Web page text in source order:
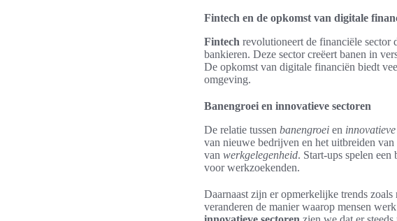
Fintech en de opkomst van digitale
Fintech revolutioneert de financiële sector
bankieren. Deze sector creëert banen in
De opkomst van digitale financiën biedt
omgeving.
Banengroei en innovatieve sectoren
De relatie tussen banengroei en
van nieuwe bedrijven en het uitbreiden
van werkgelegenheid. Start-ups spelen
voor werkzoekenden.
Daarnaast zijn er opmerkelijke trends
veranderen de manier waarop mensen